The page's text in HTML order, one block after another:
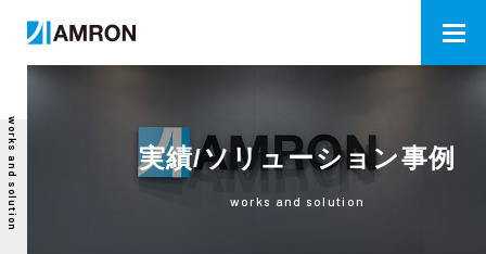
実績/ソリューション事例
works and solution
works and solution